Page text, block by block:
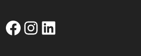
Facebook
Instagram
Linkedin